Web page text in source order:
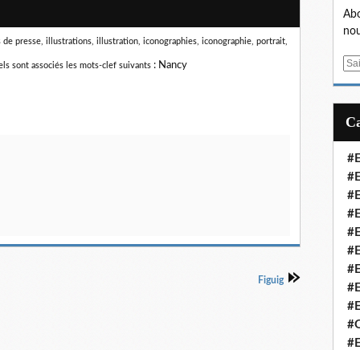
presse, illustrations, illustration, iconographies, iconographie, portrait,
sont associés les mots-clef suivants : Nancy
Figuig
E